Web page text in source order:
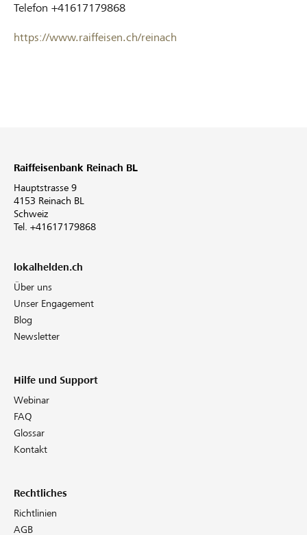
Telefon +41617179868
https://www.raiffeisen.ch/reinach
Raiffeisenbank Reinach BL
Hauptstrasse 9
4153 Reinach BL
Schweiz
Tel. +41617179868
lokalhelden.ch
Über uns
Unser Engagement
Blog
Newsletter
Hilfe und Support
Webinar
FAQ
Glossar
Kontakt
Rechtliches
Richtlinien
AGB